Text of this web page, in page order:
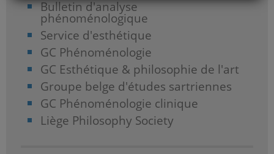
Bulletin d'analyse
phénoménologique
Service d'esthétique
GC Phénoménologie
GC Esthétique & philosophie de l'art
Groupe belge d'études sartriennes
GC Phénoménologie clinique
Liège Philosophy Society